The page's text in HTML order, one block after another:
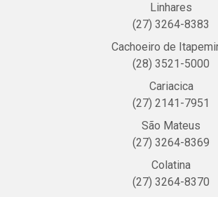
Linhares
(27) 3264-8383
Cachoeiro de
(28) 3521-5000
Cariacica
(27) 2141-7951
São Mateus
(27) 3264-8369
Colatina
(27) 3264-8370